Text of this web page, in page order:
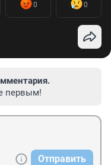
0 0
первым!
Отправить